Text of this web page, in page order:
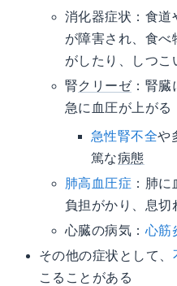
消化器症状：食道
が障害され、食べ
がしたり、しつこ
腎クリーゼ：腎臓
急に血圧が上がる
急性腎不全や
篤な病態
肺高血圧症 ：肺
負担がかり、息切
心臓の病気： 心筋
その他の症状として、
こることがある